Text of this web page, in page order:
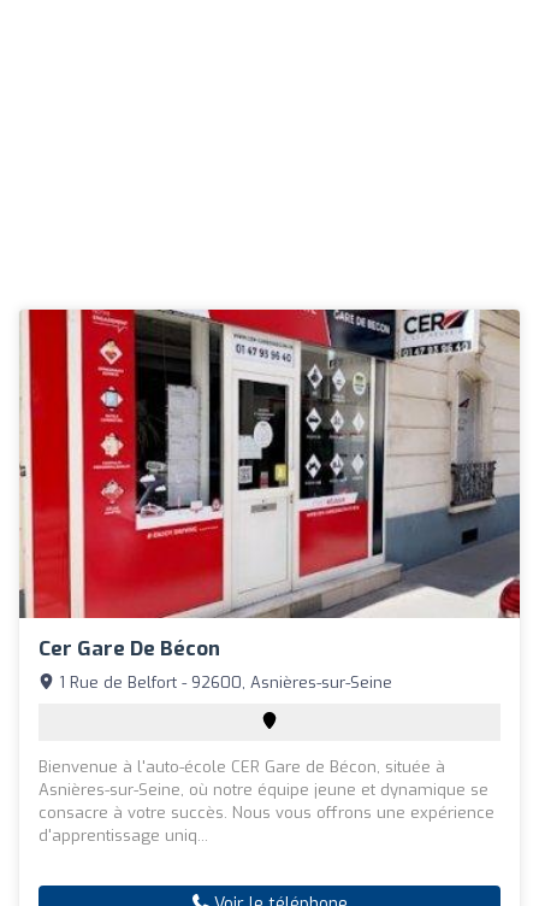
Cer Gare De Bécon
1 Rue de Belfort - 92600, Asnières-sur-Seine
Bienvenue à l'auto-école CER Gare de Bécon, située à
Asnières-sur-Seine, où notre équipe jeune et dynamique se
consacre à votre succès. Nous vous offrons une expérience
d'apprentissage uniq...